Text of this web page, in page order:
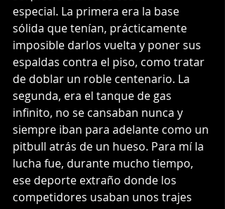
especial. La primera era la base
sólida que tenían, prácticamente
imposible darlos vuelta y poner sus
espaldas contra el piso, como tratar
de doblar un roble centenario. La
segunda, era el tanque de gas
infinito, no se cansaban nunca y
siempre iban para adelante como un
pitbull atrás de un hueso. Para mí la
lucha fue, durante mucho tiempo,
ese deporte extraño donde los
competidores usaban unos trajes